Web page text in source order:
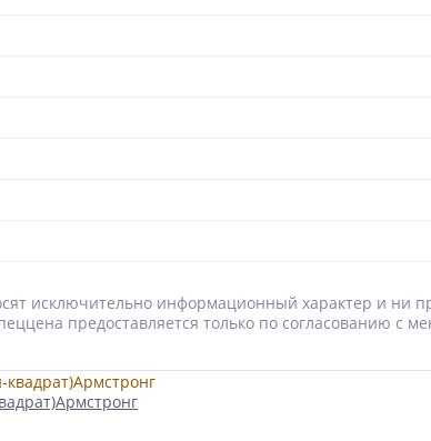
исключительно информационный характер и ни
предоставляется только по согласованию с